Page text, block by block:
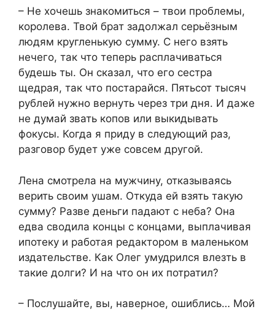
– Не хочешь знакомиться – твои проблемы,
королева. Твой брат задолжал серьёзным
людям кругленькую сумму. С него взять
нечего, так что теперь расплачиваться
будешь ты. Он сказал, что его сестра
щедрая, так что постарайся. Пятьсот тысяч
рублей нужно вернуть через три дня. И даже
не думай звать копов или выкидывать
фокусы. Когда я приду в следующий раз,
разговор будет уже совсем другой.
Лена смотрела на мужчину, отказываясь
верить своим ушам. Откуда ей взять такую
сумму? Разве деньги падают с неба? Она
едва сводила концы с концами, выплачивая
ипотеку и работая редактором в маленьком
издательстве. Как Олег умудрился влезть в
такие долги? И на что он их потратил?
– Послушайте, вы, наверное, ошиблись… Мой